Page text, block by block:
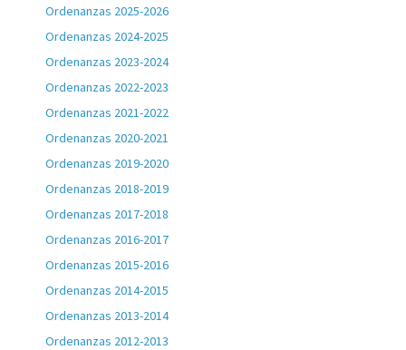
Ordenanzas 2025-2026
Ordenanzas 2024-2025
Ordenanzas 2023-2024
Ordenanzas 2022-2023
Ordenanzas 2021-2022
Ordenanzas 2020-2021
Ordenanzas 2019-2020
Ordenanzas 2018-2019
Ordenanzas 2017-2018
Ordenanzas 2016-2017
Ordenanzas 2015-2016
Ordenanzas 2014-2015
Ordenanzas 2013-2014
Ordenanzas 2012-2013